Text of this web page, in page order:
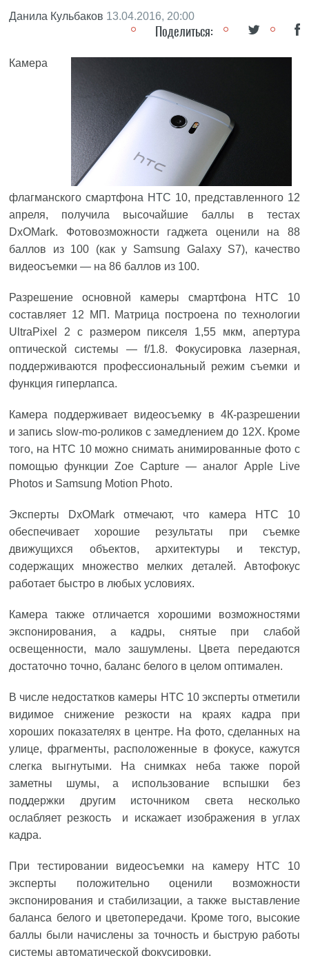
Данила Кульбаков 13.04.2016, 20:00
Поделиться:
Камера
флагманского смартфона HTC 10, представленного 12
апреля, получила высочайшие баллы в тестах
DxOMark. Фотовозможности гаджета оценили на 88
баллов из 100 (как у Samsung Galaxy S7), качество
видеосъемки — на 86 баллов из 100.
Разрешение основной камеры смартфона HTC 10
составляет 12 МП. Матрица построена по технологии
UltraPixel 2 c размером пикселя 1,55 мкм, апертура
оптической системы — f/1.8. Фокусировка лазерная,
поддерживаются профессиональный режим съемки и
функция гиперлапса.
Камера поддерживает видеосъемку в 4К-разрешении
и запись slow-mo-роликов с замедлением до 12Х. Кроме
того, на HTC 10 можно снимать анимированные фото с
помощью функции Zoe Capture — аналог Apple Live
Photos и Samsung Motion Photo.
Эксперты DxOMark отмечают, что камера HTC 10
обеспечивает хорошие результаты при съемке
движущихся объектов, архитектуры и текстур,
содержащих множество мелких деталей. Автофокус
работает быстро в любых условиях.
Камера также отличается хорошими возможностями
экспонирования, а кадры, снятые при слабой
освещенности, мало зашумлены. Цвета передаются
достаточно точно, баланс белого в целом оптимален.
В числе недостатков камеры HTC 10 эксперты отметили
видимое снижение резкости на краях кадра при
хороших показателях в центре. На фото, сделанных на
улице, фрагменты, расположенные в фокусе, кажутся
слегка выгнутыми. На снимках неба также порой
заметны шумы, а использование вспышки без
поддержки другим источником света несколько
ослабляет резкость и искажает изображения в углах
кадра.
При тестировании видеосъемки на камеру HTC 10
эксперты положительно оценили возможности
экспонирования и стабилизации, а также выставление
баланса белого и цветопередачи. Кроме того, высокие
баллы были начислены за точность и быструю работы
системы автоматической фокусировки.